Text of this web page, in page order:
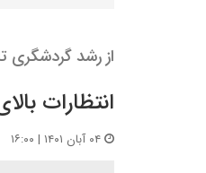
از رشد گردشگری
انتظارات